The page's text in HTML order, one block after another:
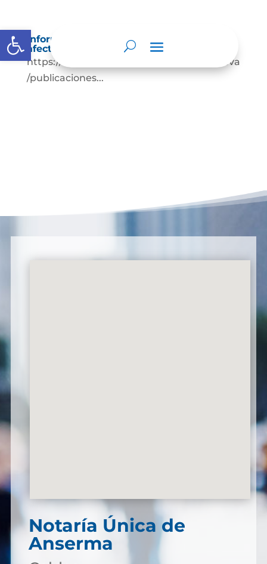
Abrir barra de herramientas
Información sobre decisiones que puede
afectar al público
https://www.funcionpublica.gov.co/web/eva
/publicaciones...
Notaría Única de
Anserma